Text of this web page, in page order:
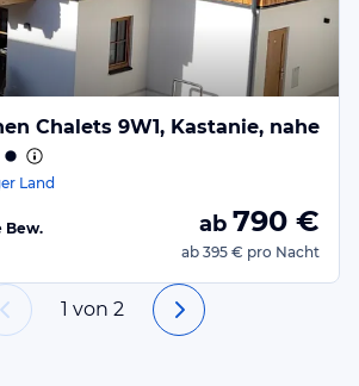
Chalets 9W1, Kastanie, nahe
Land
Bew.
ab 790 €
ab 395 € pro Nacht
1 von 2